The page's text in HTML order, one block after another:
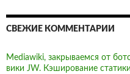
СВЕЖИЕ КОММЕНТАРИИ
Mediawiki, закрываемся от
вики JW. Кэширование статики